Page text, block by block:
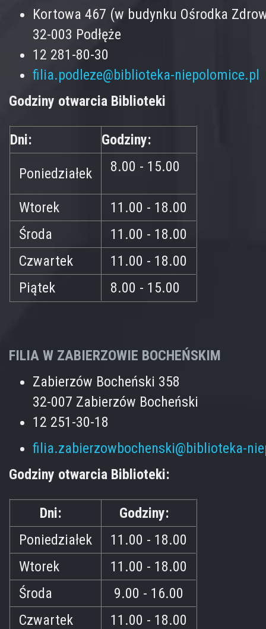
Kortowa 467 (w budynku Ośrodka
32-003 Podłęże
12 281-80-30
filia.podleze@biblioteka-niepolomice.pl
Godziny otwarcia Biblioteki
Dni: Godziny:
Poniedziałek 8.00 - 15.00
Wtorek
11.00 - 18.00
Środa
11.00 - 18.00
Czwartek
11.00 - 18.00
Piątek
8.00 - 15.00
FILIA W ZABIERZOWIE BOCHEŃSKIM
Zabierzów Bocheński 358
32-007 Zabierzów Bocheński
12 251-30-18
filia.zabierzowbochenski@biblioteka-
Godziny otwarcia Biblioteki:
Dni:
Godziny:
Poniedziałek
11.00 - 18.00
Wtorek
11.00 - 18.00
Środa
9.00 - 16.00
Czwartek
11.00 - 18.00